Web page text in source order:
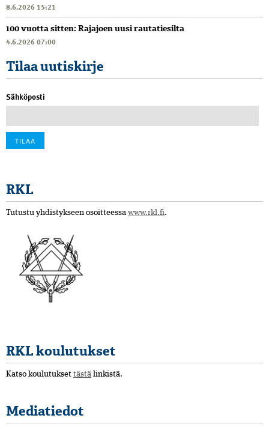
8.6.2026 15:21
100 vuotta sitten: Rajajoen uusi rautatiesilta
4.6.2026 07:00
Tilaa uutiskirje
Sähköposti
RKL
Tutustu yhdistykseen osoitteessa www.rkl.fi.
RKL koulutukset
Katso koulutukset tästä linkistä.
Mediatiedot